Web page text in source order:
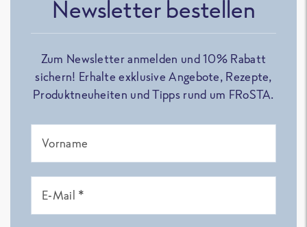
Newsletter bestellen
Zum Newsletter anmelden und 10% Rabatt
sichern! Erhalte exklusive Angebote, Rezepte,
Produktneuheiten und Tipps rund um FRoSTA.
Vorname
E-Mail *